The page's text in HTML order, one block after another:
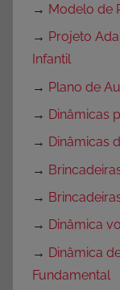
→ Modelo de
→ Projeto
Infantil
→ Plano de
→ Dinâmicas
→ Dinâmicas
→
→
→ Dinâmica
→ Dinâmica
Fundamental